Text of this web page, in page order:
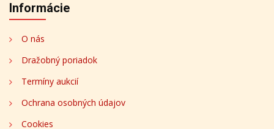
Informácie
O nás
Dražobný poriadok
Termíny aukcií
Ochrana osobných údajov
Cookies